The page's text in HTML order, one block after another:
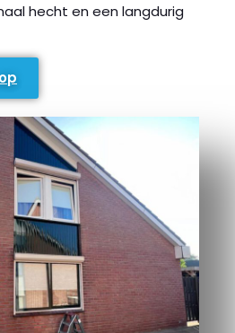
hecht en een langdurig